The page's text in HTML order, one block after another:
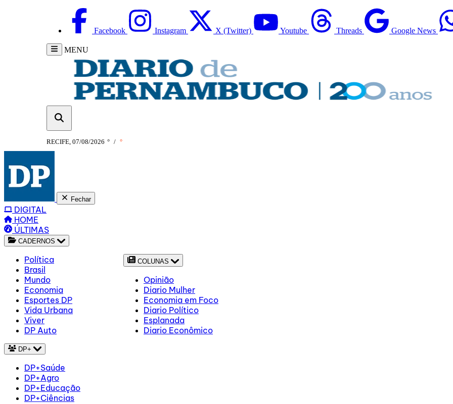
Facebook Instagram X (Twitter) Youtube Threads Google News
MENU
RECIFE, 07/08/2026 ° / °
Fechar
DIGITAL
HOME
ÚLTIMAS
CADERNOS
Política
Brasil
Mundo
Economia
Esportes DP
Vida Urbana
Viver
DP Auto
COLUNAS
Opinião
Diario Mulher
Economia em Foco
Diario Político
Esplanada
Diario Econômico
DP+
DP+Saúde
DP+Agro
DP+Educação
DP+Ciências